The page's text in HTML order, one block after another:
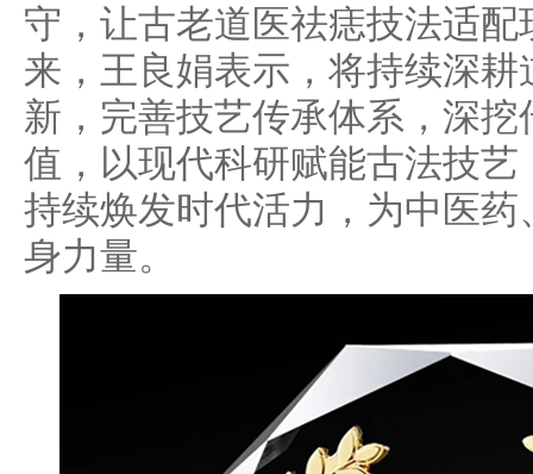
守，让古老道医祛痣技法适
来，王良娟表示，将持续深
新，完善技艺传承体系，深
值，以现代科研赋能古法技
持续焕发时代活力，为中医
身力量。